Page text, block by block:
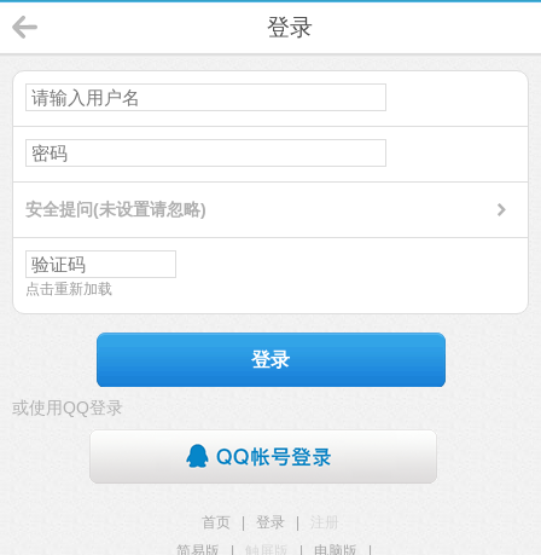
登录
安全提问(未设置请忽略)
点击重新加载
登录
或使用QQ登录
首页 登录
注册
简易版
触屏版 电脑版